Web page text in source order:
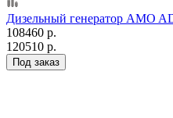
Дизельный генератор AMO
108460 р.
120510 р.
Под заказ